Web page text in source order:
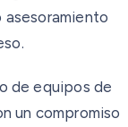
de equipos de
un compromiso